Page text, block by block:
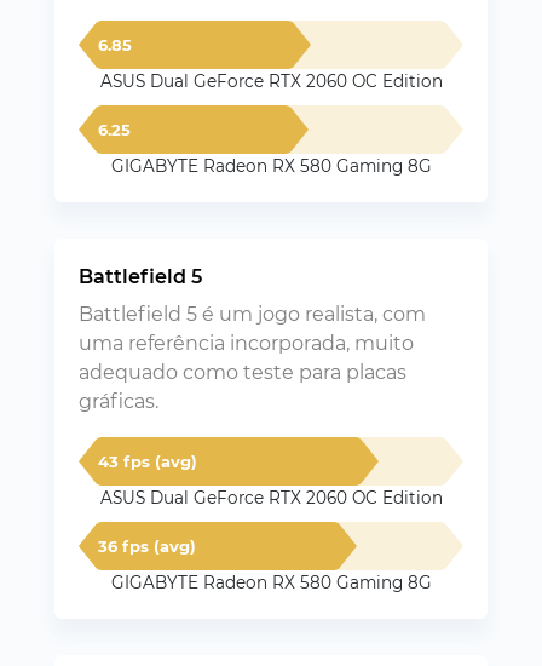
6.85
ASUS Dual GeForce RTX 2060 OC Edition
6.25
GIGABYTE Radeon RX 580 Gaming 8G
Battlefield 5
Battlefield 5 é um jogo realista, com
uma referência incorporada, muito
adequado como teste para placas
gráficas.
43 fps (avg)
ASUS Dual GeForce RTX 2060 OC Edition
36 fps (avg)
GIGABYTE Radeon RX 580 Gaming 8G